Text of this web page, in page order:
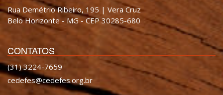
Rua Demétrio Ribeiro, 195 | Vera Cruz
Belo Horizonte - MG - CEP 30285-680
CONTATOS
(31) 3224-7659
cedefes@cedefes.org.br